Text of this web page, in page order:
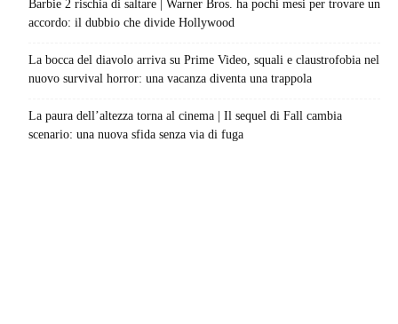
Barbie 2 rischia di saltare | Warner Bros. ha pochi mesi per trovare un
accordo: il dubbio che divide Hollywood
La bocca del diavolo arriva su Prime Video, squali e claustrofobia nel
nuovo survival horror: una vacanza diventa una trappola
La paura dell’altezza torna al cinema | Il sequel di Fall cambia
scenario: una nuova sfida senza via di fuga